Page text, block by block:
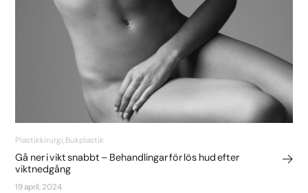
Plastikkirurgi, Bukplastik
Gå ner i vikt snabbt – Behandlingar för lös hud efter
viktnedgång
19 april, 2024